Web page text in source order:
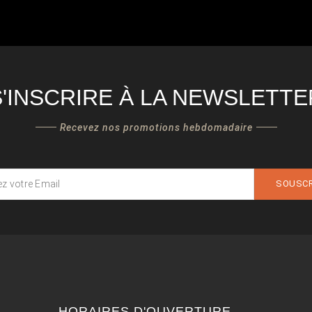
À LA
Recevez nos promotions hebdomadaire